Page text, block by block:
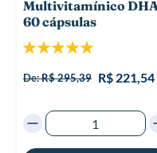
Multivitamínico
60 cápsulas
Classificação:
De:R$ 295,39 R$ 221,54